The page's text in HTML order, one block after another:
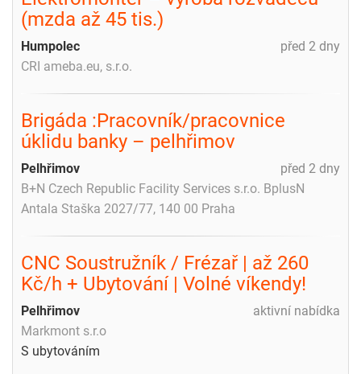
(mzda až 45 tis.)
před 2 dny
Humpolec
CRI ameba.eu, s.r.o.
Brigáda :Pracovník/pracovnice
úklidu banky – pelhřimov
před 2 dny
Pelhřimov
B+N Czech Republic Facility Services s.r.o. BplusN
Antala Staška 2027/77, 140 00 Praha
CNC Soustružník / Frézař | až 260
Kč/h + Ubytování | Volné víkendy!
aktivní nabídka
Pelhřimov
Markmont s.r.o
S ubytováním